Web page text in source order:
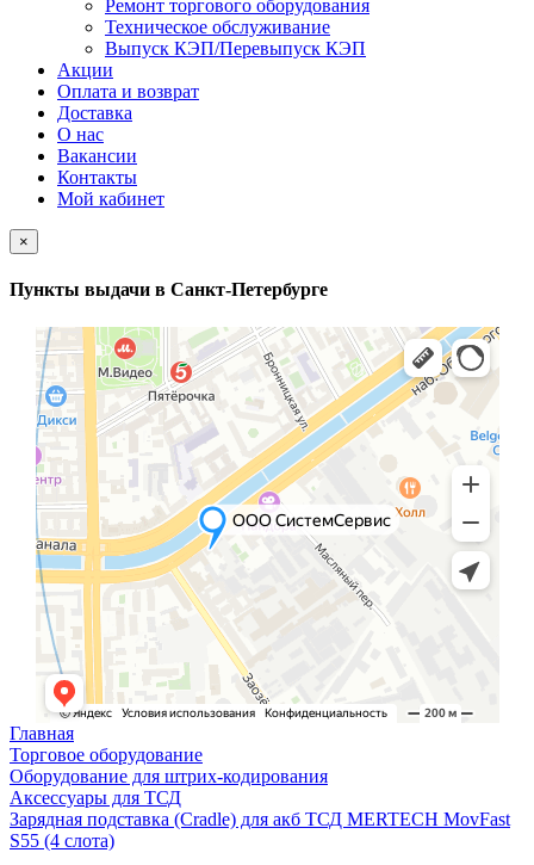
Ремонт торгового оборудования
Техническое обслуживание
Выпуск КЭП/Перевыпуск КЭП
Акции
Оплата и возврат
Доставка
О нас
Вакансии
Контакты
Мой кабинет
×
Пункты выдачи в Санкт-Петербурге
Главная
Торговое оборудование
Оборудование для штрих-кодирования
Аксессуары для ТСД
Зарядная подставка (Cradle) для акб ТСД MERTECH MovFast
S55 (4 слота)